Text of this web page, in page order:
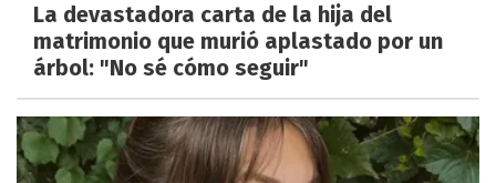
La devastadora carta de la hija del
matrimonio que murió aplastado por un
árbol: "No sé cómo seguir"